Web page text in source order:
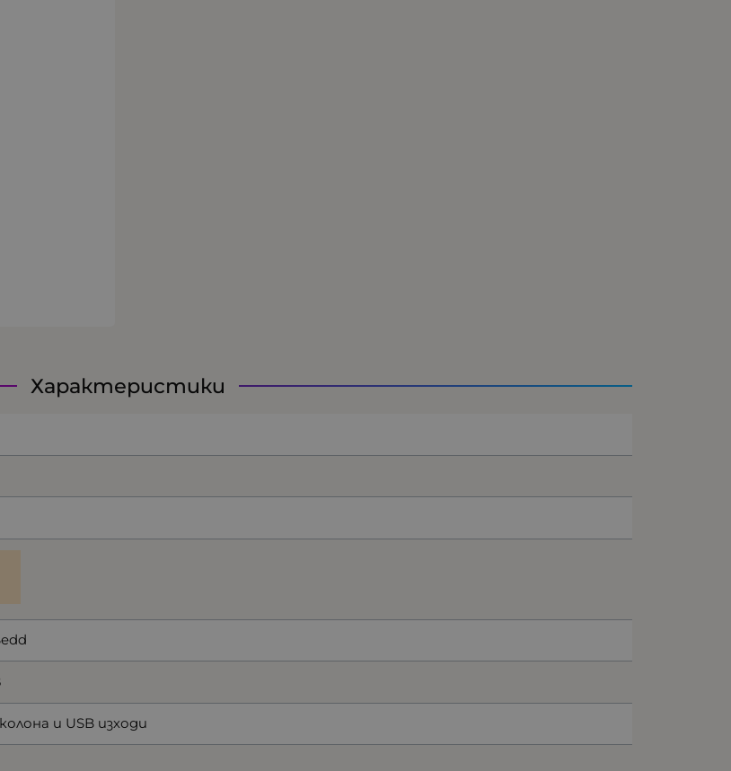
Характеристики
и USB изходи